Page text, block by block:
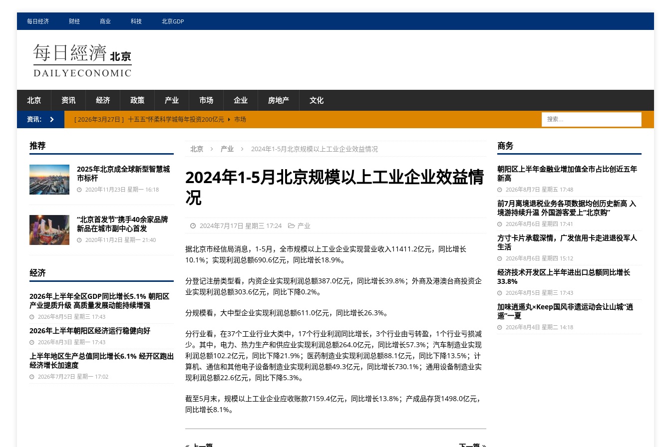
每日经济 财经 商业 科技 北京GDP
北京 资讯 经济 政策 产业 市场 企业 房地产 文化
资讯： [ 2026年3月27日 ] 十五五”怀柔科学城每年投资200亿元
市场
[ 2026年7月7日 ] SenseNova U1信息图增强版V2来了！小字更清晰、排版质感向专业设计师看齐 资讯
北京 产业 2024年1-5月北京规模以上工业企业效益情况
2024年1-5月北京规模以上工业企业效益情
况
2024年7月17日 星期三 17:24 产业
据北京市经信局消息，1-5月，全市规模以上工业企业实现营业收入11411.2亿元，同比增长
10.1%；实现利润总额690.6亿元，同比增长18.9%。
分登记注册类型看，内资企业实现利润总额387.0亿元，同比增长39.8%；外商及港澳台商投资企
业实现利润总额303.6亿元，同比下降0.2%。
分规模看，大中型企业实现利润总额611.0亿元，同比增长26.3%。
分行业看，在37个工业行业大类中，17个行业利润同比增长，3个行业由亏转盈，1个行业亏损减
少。其中，电力、热力生产和供应业实现利润总额264.0亿元，同比增长57.3%；汽车制造业实现
利润总额102.2亿元，同比下降21.9%；医药制造业实现利润总额88.1亿元，同比下降13.5%；计
算机、通信和其他电子设备制造业实现利润总额49.3亿元，同比增长730.1%；通用设备制造业实
现利润总额22.6亿元，同比下降5.3%。
截至5月末，规模以上工业企业应收账款7159.4亿元，同比增长13.8%；产成品存货1498.0亿元，
同比增长8.1%。
推荐
2025年北京成全球新型智慧城
市标杆
2020年11月23日 星期一 16:18
“北京首发节”携手40余家品牌
新品在城市副中心首发
2020年11月2日 星期一 21:40
经济
2026年上半年全区GDP同比增长5.1% 朝阳区
产业提质升级 高质量发展动能持续增强
2026年8月5日 星期三 17:43
2026年上半年朝阳区经济运行稳健向好
2026年8月3日 星期一 17:43
上半年地区生产总值同比增长6.1% 经开区跑出
经济增长加速度
2026年7月27日 星期一 17:02
商务
朝阳区上半年金融业增加值全市占比创近五年
新高
2026年8月7日 星期五 17:48
前7月离境退税业务各项数据均创历史新高 入
境游持续升温 外国游客爱上“北京购”
2026年8月6日 星期四 17:41
方寸卡片承载深情，广发信用卡走进退役军人
生活
2026年8月6日 星期四 15:12
经济技术开发区上半年进出口总额同比增长
33.8%
2026年8月5日 星期三 17:43
加味逍遥丸×Keep国风非遗运动会让山城“逍
遥”一夏
2026年8月4日 星期二 14:18